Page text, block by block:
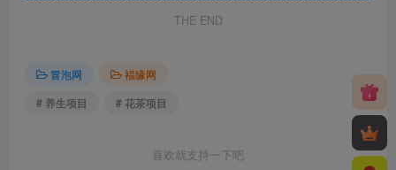
THE END
冒泡网
福缘网
# 养生项目
# 花茶项目
喜欢就支持一下吧